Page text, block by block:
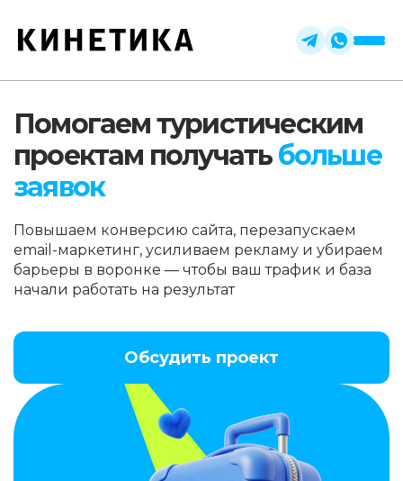
Помогаем туристическим
проектам получатьбольше
заявок
Повышаем конверсию сайта, перезапускаем
email-маркетинг, усиливаем рекламу и убираем
барьеры в воронке — чтобы ваш трафик и база
начали работать на результат
Обсудить проект